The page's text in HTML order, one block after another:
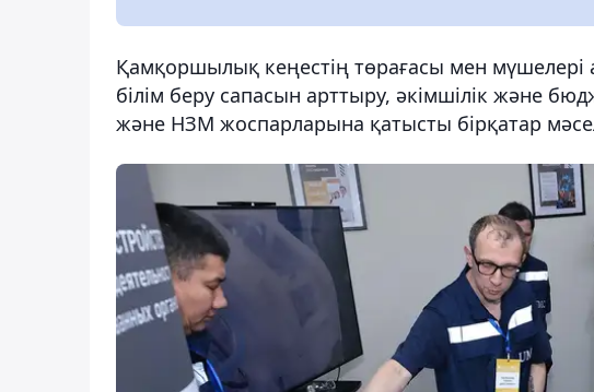
Қамқоршылық кеңестің төрағасы мен мүшелері
білім беру сапасын арттыру, әкімшілік және
және НЗМ жоспарларына қатысты бірқатар